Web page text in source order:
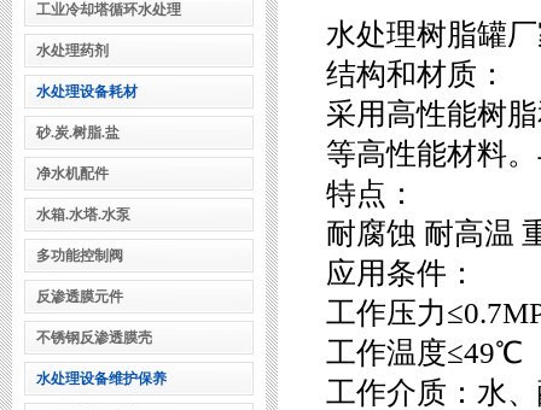
工业冷却塔循环水处理
水处理药剂
水处理设备耗材
砂.炭.树脂.盐
净水机配件
水箱.水塔.水泵
多功能控制阀
反渗透膜元件
不锈钢反渗透膜壳
水处理设备维护保养
水处理树脂罐
结构和材质：
采用高性能树
等高性能材料
特点：
耐腐蚀 耐高温
应用条件：
工作压力
工作温度≤49℃
工作介质：水